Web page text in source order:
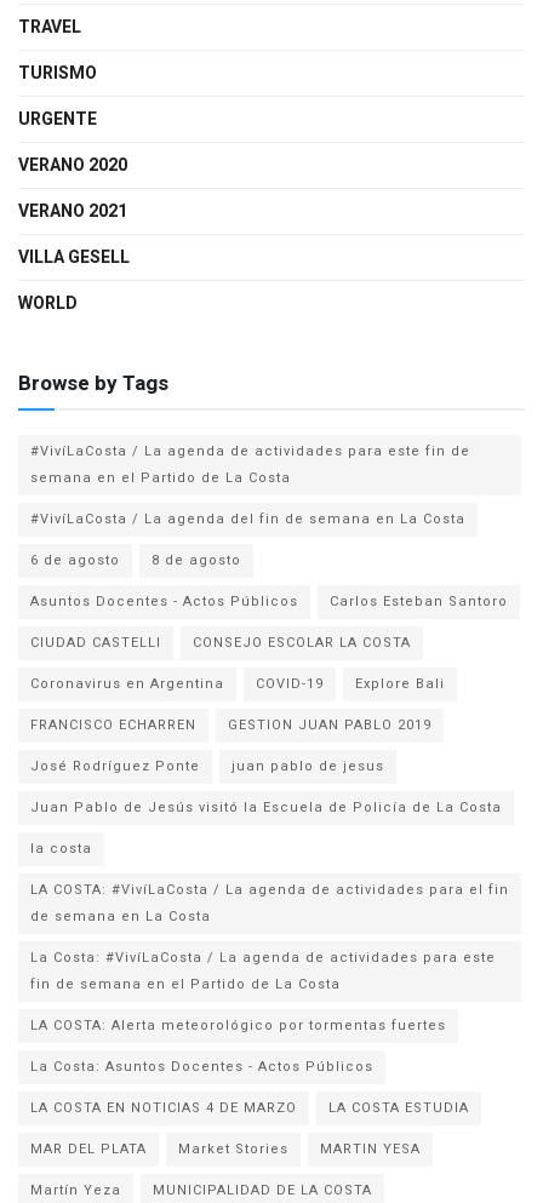
TRAVEL
TURISMO
URGENTE
VERANO 2020
VERANO 2021
VILLA GESELL
WORLD
Browse by Tags
#VivíLaCosta / La agenda de actividades para este fin de
semana en el Partido de La Costa
#VivíLaCosta / La agenda del fin de semana en La Costa
6 de agosto
8 de agosto
Asuntos Docentes - Actos Públicos
Carlos Esteban Santoro
CIUDAD CASTELLI
CONSEJO ESCOLAR LA COSTA
Coronavirus en Argentina
COVID-19
Explore Bali
FRANCISCO ECHARREN
GESTION JUAN PABLO 2019
José Rodríguez Ponte
juan pablo de jesus
la costa
LA COSTA: #VivíLaCosta / La agenda de actividades para el fin
de semana en La Costa
La Costa: #VivíLaCosta / La agenda de actividades para este
fin de semana en el Partido de La Costa
LA COSTA: Alerta meteorológico por tormentas fuertes
La Costa: Asuntos Docentes - Actos Públicos
LA COSTA EN NOTICIAS 4 DE MARZO
LA COSTA ESTUDIA
MAR DEL PLATA
Market Stories
MARTIN YESA
Martín Yeza
MUNICIPALIDAD DE LA COSTA